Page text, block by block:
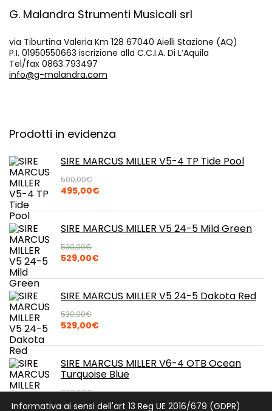
G. Malandra Strumenti Musicali srl
via Tiburtina Valeria Km 128 67040 Aielli Stazione (AQ)
P.I. 01950550663 iscrizione alla C.C.I.A. Di L’Aquila
Tel/fax 0863.793497
info@g-malandra.com
Prodotti in evidenza
SIRE MARCUS MILLER V5-4 TP Tide Pool
500,00€
Il
originale
era:
500,00€.
495,00€Il
attuale
è:
495,00€.
SIRE MARCUS MILLER V5 24-5 Mild Green
530,00€
Il
originale
era:
530,00€.
529,00€Il
attuale
è:
529,00€.
SIRE MARCUS MILLER V5 24-5 Dakota Red
530,00€
Il
originale
era:
530,00€.
529,00€Il
attuale
è:
529,00€.
SIRE MARCUS MILLER V6-4 OTB Ocean
Turquoise Blue
600,00€
Il 599,00€Il
Informativa ai sensi dell'art 13 Reg UE 2016/679 (GDPR)